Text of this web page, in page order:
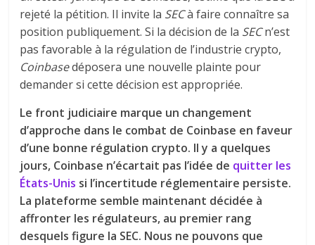
rejeté la pétition. Il invite la SECà faire connaître sa
position publiquement. Si la décision de la SECn’est
pas favorable à la régulation de l’industrie crypto,
Coinbasedéposera une nouvelle plainte pour
demander si cette décision est appropriée.
Le front judiciaire marque un changement
d’approche dans le combat de Coinbase en faveur
d’une bonne régulation crypto. Il y a quelques
jours, Coinbase n’écartait pas l’idée de quitter les
États-Unis si l’incertitude réglementaire persiste.
La plateforme semble maintenant décidée à
affronter les régulateurs, au premier rang
desquels figure la SEC. Nous ne pouvons que